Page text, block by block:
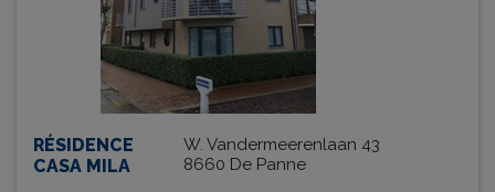
RÉSIDENCE
CASA MILA
W. Vandermeerenlaan 43
8660 De Panne